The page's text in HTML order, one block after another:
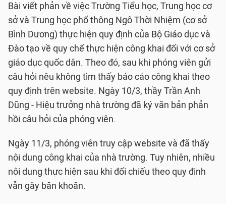
Bài viết phản về việc Trường Tiểu học, Trung học cơ
sở và Trung học phổ thông Ngô Thời Nhiệm (cơ sở
Bình Dương) thực hiện quy định của Bộ Giáo dục và
Đào tạo về quy chế thực hiện công khai đối với cơ sở
giáo dục quốc dân. Theo đó, sau khi phóng viên gửi
câu hỏi nêu không tìm thấy báo cáo công khai theo
quy định trên website. Ngày 10/3, thầy Trần Anh
Dũng - Hiệu trưởng nhà trường đã ký văn bản phản
hồi câu hỏi của phóng viên.
Ngày 11/3, phóng viên truy cập website và đã thấy
nội dung công khai của nhà trường. Tuy nhiên, nhiều
nội dung thực hiện sau khi đối chiếu theo quy định
vẫn gây băn khoăn.